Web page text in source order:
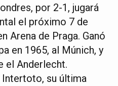
por 2-1, jugará
el próximo 7 de
Arena de Praga. Ganó
en 1965, al Múnich, y
el Anderlecht.
Intertoto, su última